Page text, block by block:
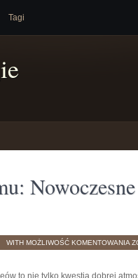
Tagi
WITH MOŻLIWOŚĆ KOMENTOWANIA
W
to nie tylko kwestia dobrej